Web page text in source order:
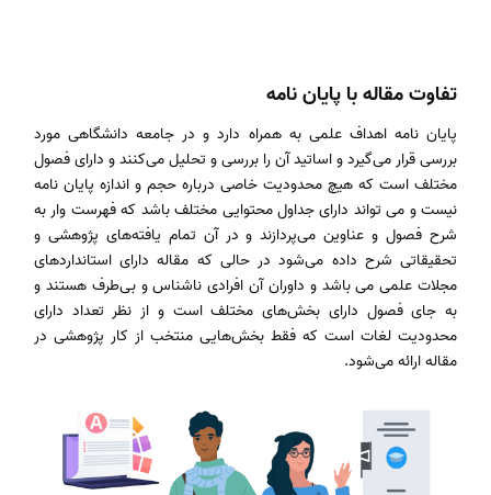
تفاوت مقاله با پایان نامه
پایان نامه اهداف علمی به همراه دارد و در جامعه دانشگاهی مورد
بررسی قرار می‌گیرد و اساتید آن را بررسی و تحلیل می‌کنند و دارای فصول
مختلف است که هیچ محدودیت خاصی درباره حجم و اندازه پایان ‌نامه
نیست و می تواند دارای جداول محتوایی مختلف باشد که فهرست‌ وار به
شرح فصول و عناوین می‌پردازند و در آن تمام یافته‌های پژوهشی و
تحقیقاتی شرح داده می‌شود در حالی که مقاله دارای استانداردهای
مجلات علمی می باشد و داوران آن افرادی ناشناس و بی‌طرف هستند و
به جای فصول دارای بخش‌های مختلف است و از نظر تعداد دارای
محدودیت لغات است که فقط بخش‌هایی منتخب از کار پژوهشی در
مقاله ارائه می‌شود.